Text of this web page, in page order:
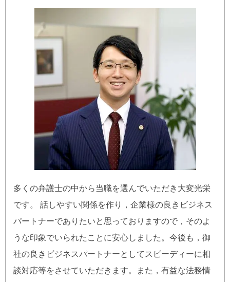
多くの弁護士の中から当職を選んでいただき大変光栄
です。 話しやすい関係を作り，企業様の良きビジネス
パートナーでありたいと思っておりますので，そのよ
うな印象でいられたことに安心しました。今後も，御
社の良きビジネスパートナーとしてスピーディーに相
談対応等をさせていただきます。また，有益な法務情